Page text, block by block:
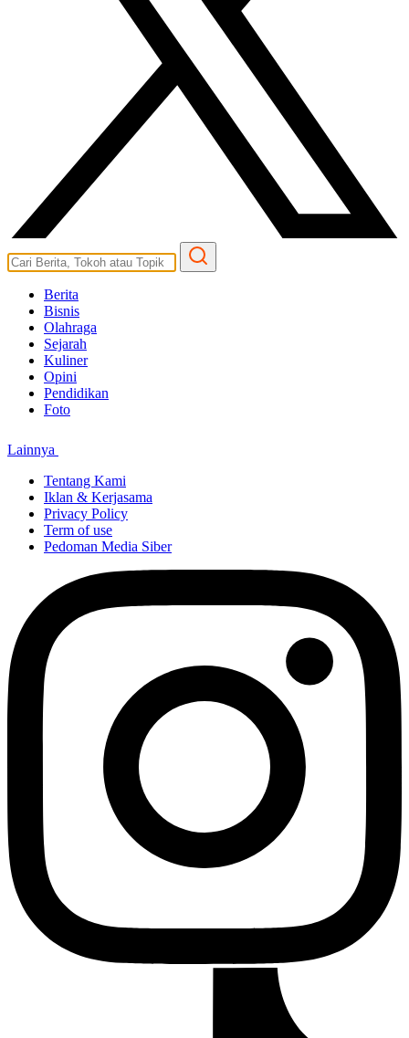
Berita
Bisnis
Olahraga
Sejarah
Kuliner
Opini
Pendidikan
Foto
Lainnya
Tentang Kami
Iklan & Kerjasama
Privacy Policy
Term of use
Pedoman Media Siber